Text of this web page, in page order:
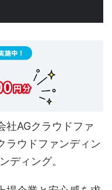
社AGクラウドファ
ラウドファンディン
ディング。